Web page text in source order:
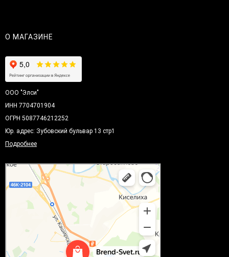
О МАГАЗИНЕ
ООО "Элси"
ИНН 7704701904
ОГРН 5087746212252
Юр. адрес: Зубовский бульвар 13 стр1
Подробнее